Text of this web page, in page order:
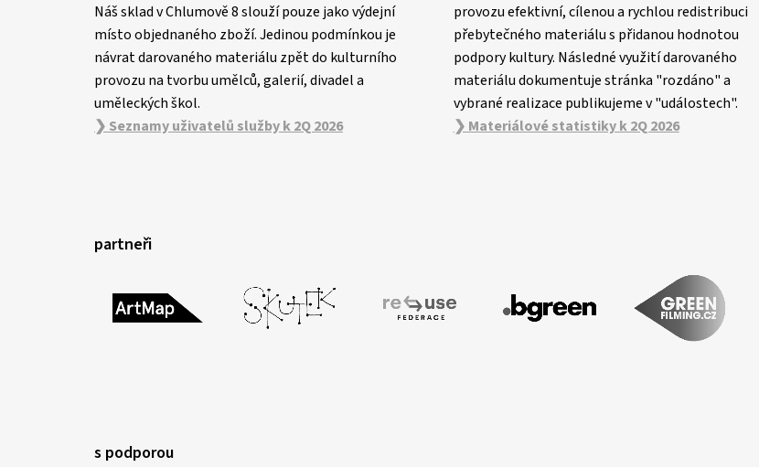
Náš sklad v Chlumově 8 slouží pouze jako výdejní
místo objednaného zboží. Jedinou podmínkou je
návrat darovaného materiálu zpět do kulturního
provozu na tvorbu umělců, galerií, divadel a
uměleckých škol.
❯ Seznamy uživatelů služby k 2Q 2026
provozu efektivní, cílenou a rychlou redistribuci
přebytečného materiálu s přidanou hodnotou
podpory kultury. Následné využití darovaného
materiálu dokumentuje stránka "rozdáno" a
vybrané realizace publikujeme v "událostech".
❯ Materiálové statistiky k 2Q 2026
partneři
s podporou